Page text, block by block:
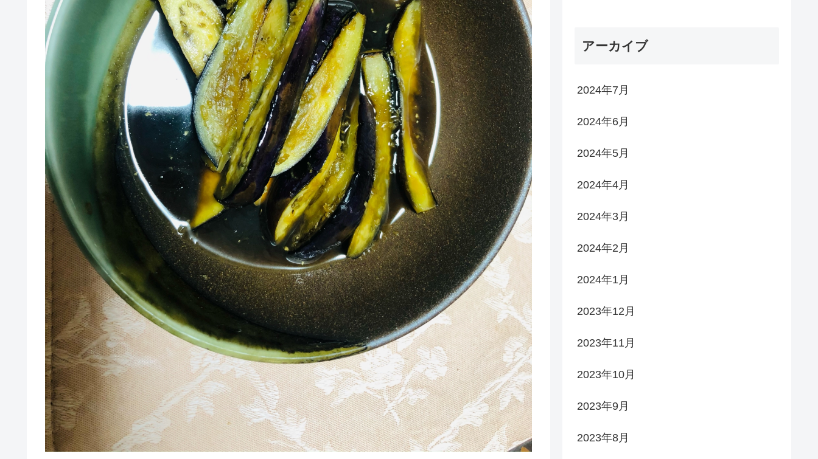
アーカイブ
2024年7月
2024年6月
2024年5月
2024年4月
2024年3月
2024年2月
2024年1月
2023年12月
2023年11月
2023年10月
2023年9月
2023年8月